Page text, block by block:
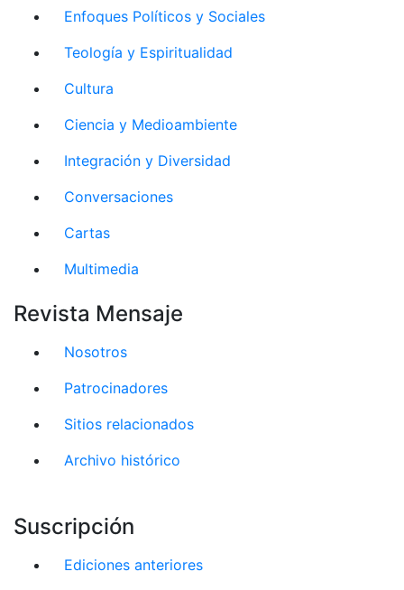
Enfoques Políticos y Sociales
Teología y Espiritualidad
Cultura
Ciencia y Medioambiente
Integración y Diversidad
Conversaciones
Cartas
Multimedia
Revista Mensaje
Nosotros
Patrocinadores
Sitios relacionados
Archivo histórico
Suscripción
Ediciones anteriores